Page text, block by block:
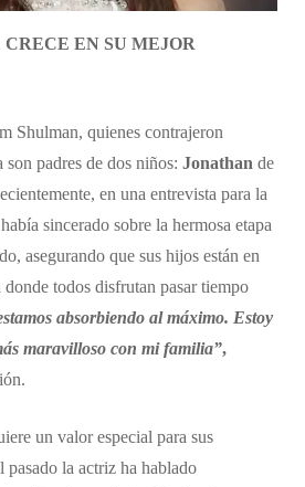
EN SU MEJOR
Shulman, quienes contrajeron
padres de dos niños: Jonathan de
en una entrevista para la
sincerado sobre la hermosa etapa
asegurando que sus hijos están en
todos disfrutan pasar tiempo
absorbiendo al máximo. Estoy
maravilloso con mi familia”,
un valor especial para sus
pasado la actriz ha hablado